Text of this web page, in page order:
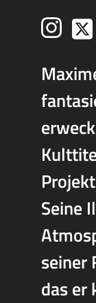
Seine
seiner
das